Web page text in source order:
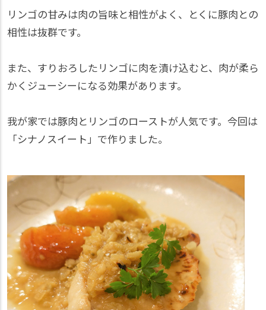
リンゴの甘みは肉の旨味と相性がよく、とくに豚肉との
相性は抜群です。
また、すりおろしたリンゴに肉を漬け込むと、肉が柔ら
かくジューシーになる効果があります。
我が家では豚肉とリンゴのローストが人気です。今回は
「シナノスイート」で作りました。